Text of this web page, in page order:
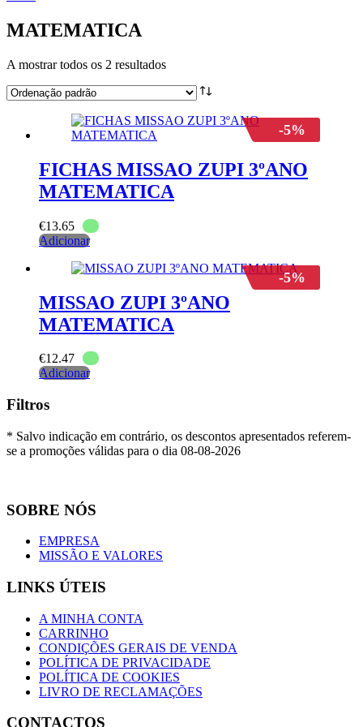
MATEMATICA
A mostrar todos os 2 resultados
-5%
FICHAS MISSAO ZUPI 3ºANO
MATEMATICA
€13.65
Adicionar
-5%
MISSAO ZUPI 3ºANO
MATEMATICA
€12.47
Adicionar
Filtros
* Salvo indicação em contrário, os descontos apresentados referem-
se a promoções válidas para o dia 08-08-2026
SOBRE NÓS
EMPRESA
MISSÃO E VALORES
LINKS ÚTEIS
A MINHA CONTA
CARRINHO
CONDIÇÕES GERAIS DE VENDA
POLÍTICA DE PRIVACIDADE
POLÍTICA DE COOKIES
LIVRO DE RECLAMAÇÕES
CONTACTOS